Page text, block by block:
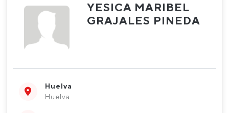
YESICA MARIBEL
GRAJALES PINEDA
Huelva
Huelva